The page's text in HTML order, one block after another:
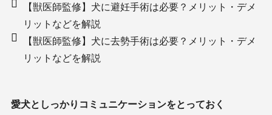
【獣医師監修】犬に避妊手術は必要？メリット・デメ
リットなどを解説
【獣医師監修】犬に去勢手術は必要？メリット・デメ
リットなどを解説
愛犬としっかりコミュニケーションをとっておく